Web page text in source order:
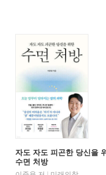
자도 자도 피곤한 당신을
수면 처방